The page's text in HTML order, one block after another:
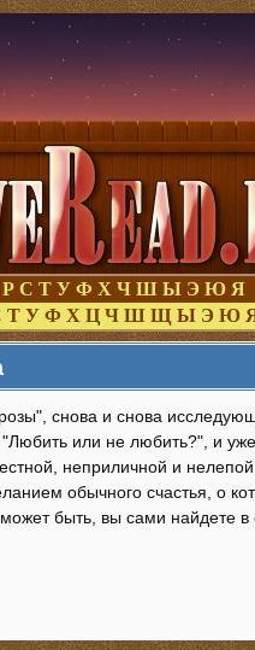
Р С Т У Ф Х Ч Ш Ы Э Ю Я
Т У Ф Х Ц Ч Ш Щ Ы Э Ю
снова и снова
или не любить?", и уже
неприличной и
обычного счастья, о
быть, вы сами найдете в